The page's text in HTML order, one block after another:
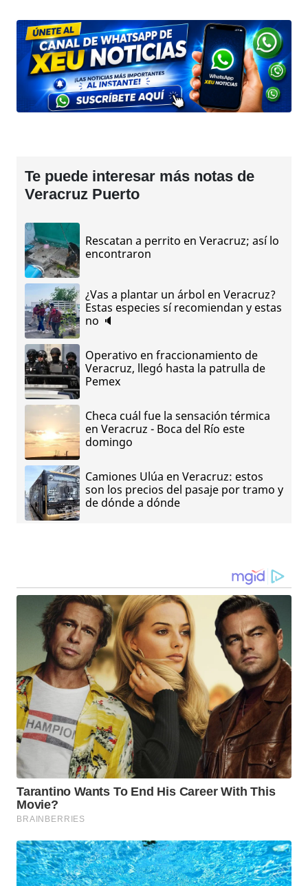
Te puede interesar más notas de
Veracruz Puerto
Rescatan a perrito en Veracruz; así lo
encontraron
¿Vas a plantar un árbol en Veracruz?
Estas especies sí recomiendan y estas
no 🔈
Operativo en fraccionamiento de
Veracruz, llegó hasta la patrulla de
Pemex
Checa cuál fue la sensación térmica
en Veracruz - Boca del Río este
domingo
Camiones Ulúa en Veracruz: estos
son los precios del pasaje por tramo y
de dónde a dónde